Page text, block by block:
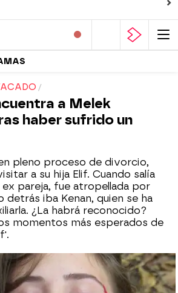
a Melek
haber sufrido un
pleno proceso de divorcio,
a su hija Elif. Cuando salía
ex pareja, fue atropellada por
detrás iba Kenan, quien se ha
¿La habrá reconocido?
momentos más esperados de